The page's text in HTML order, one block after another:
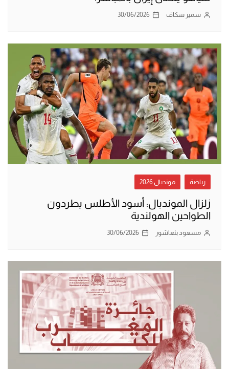
سمير سكاف 30/06/2026
رياضة مونديال 2026
زلزال المونديال: أسود الأطلس يطردون
الطواحين الهولندية
مسعود بنعاشور 30/06/2026